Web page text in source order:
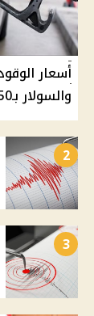
والسولار بـ20.50 جنيه
2
3